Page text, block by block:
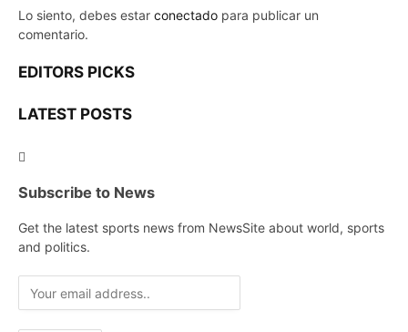
Lo siento, debes estar conectado para publicar un
comentario.
EDITORS PICKS
LATEST POSTS
Subscribe to News
Get the latest sports news from NewsSite about world, sports
and politics.